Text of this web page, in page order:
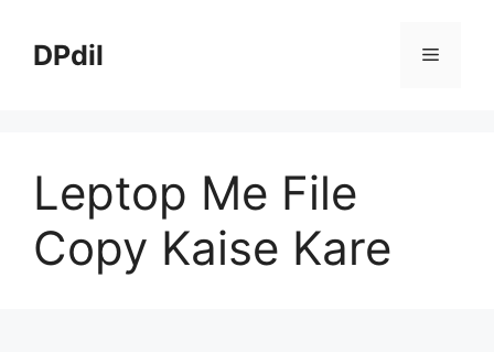
contentDPdil Menu
Leptop Me File
Copy Kaise Kare